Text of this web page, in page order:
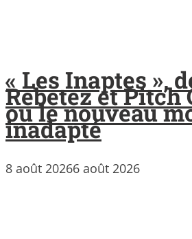
« Les Inaptes »,
Rebetez et Pitch
ou le nouveau
inadapté
8 août 20266 août 2026